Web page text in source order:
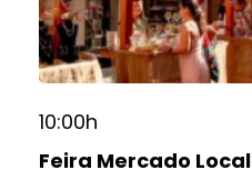
10:00h
Feira Mercado Local